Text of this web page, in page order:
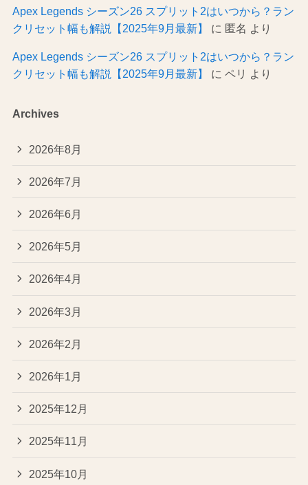
Apex Legends シーズン26 スプリット2はいつから？ラン
クリセット幅も解説【2025年9月最新】
に 匿名 より
Apex Legends シーズン26 スプリット2はいつから？ラン
クリセット幅も解説【2025年9月最新】
に ペリ より
Archives
2026年8月
2026年7月
2026年6月
2026年5月
2026年4月
2026年3月
2026年2月
2026年1月
2025年12月
2025年11月
2025年10月